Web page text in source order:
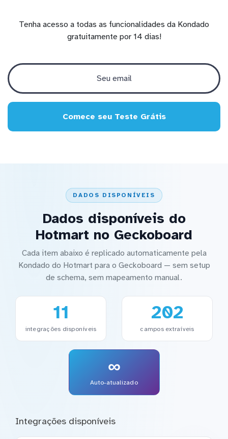
Tenha acesso a todas as funcionalidades da Kondado
gratuitamente por 14 dias!
Comece seu Teste Grátis
DADOS DISPONÍVEIS
Dados disponíveis do
Hotmart no Geckoboard
Cada item abaixo é replicado automaticamente pela
Kondado do Hotmart para o Geckoboard — sem setup
de schema, sem mapeamento manual.
11
integrações disponíveis
202
campos extraíveis
∞
Auto-atualizado
Integrações disponíveis